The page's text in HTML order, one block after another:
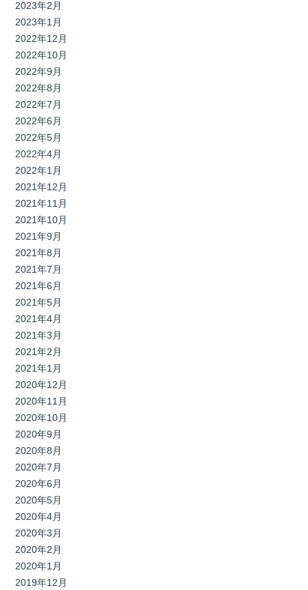
2023年2月
2023年1月
2022年12月
2022年10月
2022年9月
2022年8月
2022年7月
2022年6月
2022年5月
2022年4月
2022年1月
2021年12月
2021年11月
2021年10月
2021年9月
2021年8月
2021年7月
2021年6月
2021年5月
2021年4月
2021年3月
2021年2月
2021年1月
2020年12月
2020年11月
2020年10月
2020年9月
2020年8月
2020年7月
2020年6月
2020年5月
2020年4月
2020年3月
2020年2月
2020年1月
2019年12月